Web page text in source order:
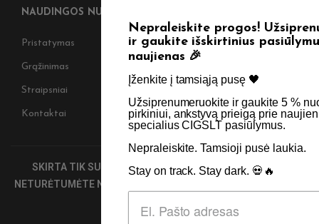
NAUDINGOS NUORODOS
Pristatymas Taisyklės & Nuostatos
Grąžinimas
Straipsniai Apie Mus
Kontaktai Didmenos užklausos
SKIRTA TIK SUAUGUSIEMS NIKOTINO VARTOTOJAMS.
NETURĖTUMĖTE NAUDOTI ŠIŲ PRODUKTŲ, JEI NEVARTOJATE
Nepraleiskite progos! Užsiprenumeruokite
ir gaukite išskirtinius pasiūlymus bei
Įženkite į tamsiąją pusę 🖤 ​
Užsiprenumeruokite ir gaukite 5 % nuolaidą kitam
pirkiniui, ankstyvą prieigą prie naujienų bei
specialius CIGSLT pasiūlymus. ​
Nepraleiskite. Tamsioji pusė laukia.
Stay on track. Stay dark. 💀🔥